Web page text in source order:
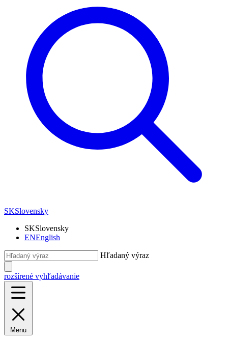
SKSlovensky
SKSlovensky
ENEnglish
Hľadaný výraz
rozšírené vyhľadávanie
Menu